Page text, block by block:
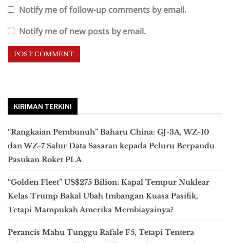
Notify me of follow-up comments by email.
Notify me of new posts by email.
KIRIMAN TERKINI
“Rangkaian Pembunuh” Baharu China: GJ-3A, WZ-10
dan WZ-7 Salur Data Sasaran kepada Peluru Berpandu
Pasukan Roket PLA
“Golden Fleet” US$275 Bilion: Kapal Tempur Nuklear
Kelas Trump Bakal Ubah Imbangan Kuasa Pasifik,
Tetapi Mampukah Amerika Membiayainya?
Perancis Mahu Tunggu Rafale F5, Tetapi Tentera